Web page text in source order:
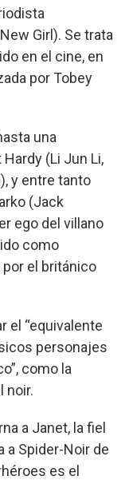
Girl). Se trata
en el cine, en
por Tobey
una
(Li Jun Li,
y entre tanto
(Jack
ego del villano
como
el británico
el “equivalente
personajes
como la
noir.
a Janet, la fiel
a Spider-Noir de
es el